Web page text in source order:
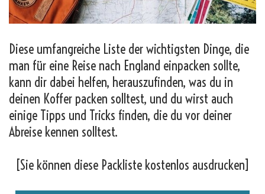
Diese umfangreiche Liste der wichtigsten Dinge, die
man für eine Reise nach England einpacken sollte,
kann dir dabei helfen, herauszufinden, was du in
deinen Koffer packen solltest, und du wirst auch
einige Tipps und Tricks finden, die du vor deiner
Abreise kennen solltest.
[Sie können diese Packliste kostenlos ausdrucken]